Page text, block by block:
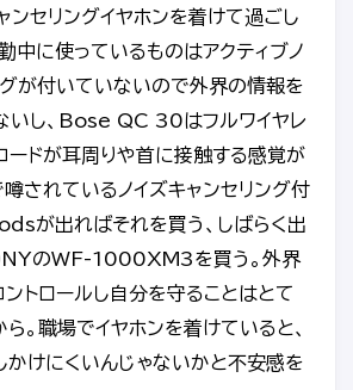
セリングイヤホンを着けて過ごし
中に使っているものはアクティブノ
グが付いていないので外界の情報を
いし、Bose QC 30はフルワイヤレ
ードが耳周りや首に接触する感覚が
されているノイズキャンセリング付
が出ればそれを買う、しばらく出
のWF-1000XM3を買う。外界
トロールし自分を守ることはとて
。職場でイヤホンを着けていると、
かけにくいんじゃないかと不安感を